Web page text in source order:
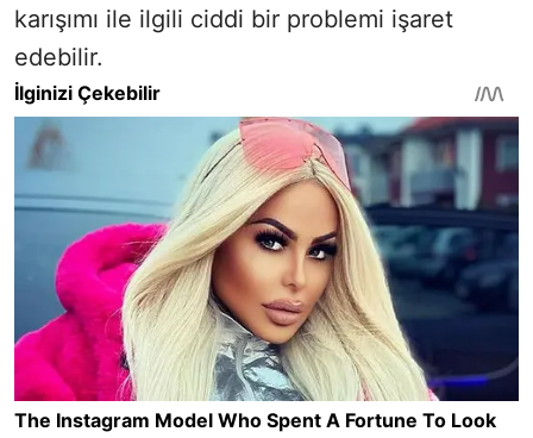
karışımı ile ilgili ciddi bir problemi işaret
edebilir.